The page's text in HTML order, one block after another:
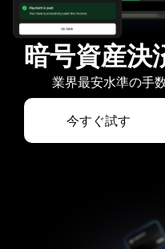
暗号資産決
業界最安水準の手
今すぐ試す